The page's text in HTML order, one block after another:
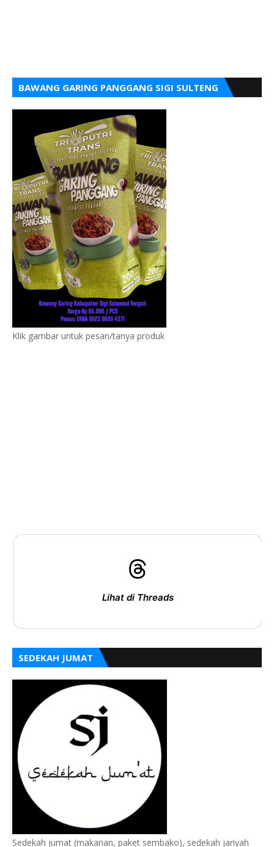
BAWANG GARING PANGGANG SIGI SULTENG
Klik gambar untuk pesan/tanya produk
Lihat di Threads
SEDEKAH JUMAT
Sedekah jumat (makanan, paket sembako), sedekah jariyah